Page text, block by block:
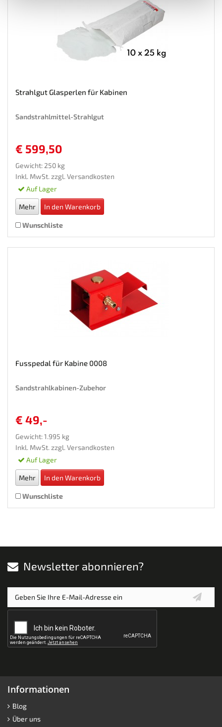
Strahlgut Glasperlen für Kabinen
Sandstrahlmittel-Strahlgut
€ 599,50
Gewicht: 250 kg
Inkl. MwSt. zzgl. Versandkosten
Auf Lager
Mehr In den Warenkorb
Wunschliste
Fusspedal für Kabine 0008
Sandstrahlkabinen-Zubehor
€ 49,-
Gewicht: 1.995 kg
Inkl. MwSt. zzgl. Versandkosten
Auf Lager
Mehr In den Warenkorb
Wunschliste
Newsletter abonnieren?
Informationen
Blog
Über uns